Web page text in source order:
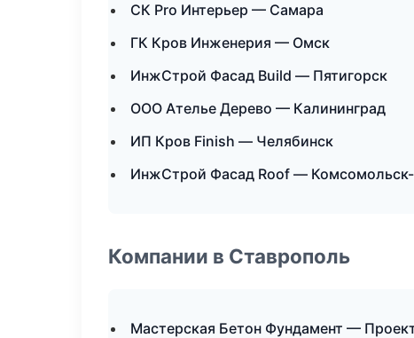
СК Pro Интерьер — Самара
ГК Кров Инженерия — Омск
ИнжСтрой Фасад Build — Пятигорск
ООО Ателье Дерево — Калининград
ИП Кров Finish — Челябинск
ИнжСтрой Фасад Roof —
Компании в Ставрополь
Мастерская Бетон Фундамент —